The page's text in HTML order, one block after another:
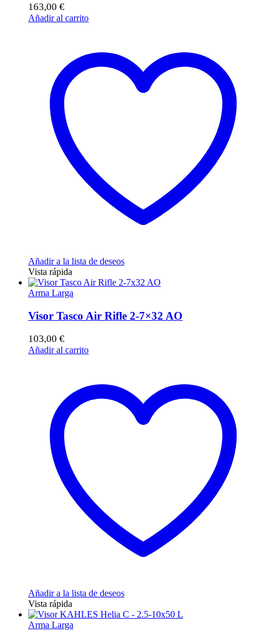
163,00 €
Añadir al carrito
Añadir a la lista de deseos
Vista rápida
Arma Larga
Visor Tasco Air Rifle 2-7×32 AO
103,00 €
Añadir al carrito
Añadir a la lista de deseos
Vista rápida
Arma Larga